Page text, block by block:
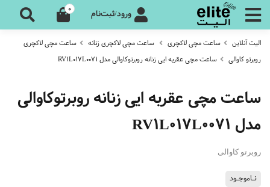
ورود/ثبت‌نام 0
الیت آنلاین ساعت مچی لاکچری ساعت مچی لاکچری زنانه
ساعت مچی لاکچری
روبرتو کاوالی
ساعت مچی عقربه ایی زنانه روبرتوکاوالی مدل RV1L017L0071
ساعت مچی عقربه ایی زنانه روبرتوکاوالی
مدل RV1L017L0071
روبرتو کاوالی
نـاموجـود